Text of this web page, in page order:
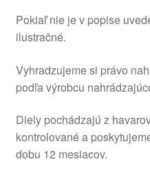
Pokiaľ nie je v popise
ilustračné.
Vyhradzujeme si právo
podľa výrobcu
Diely pochádzajú z
kontrolované a
dobu 12 mesiacov.